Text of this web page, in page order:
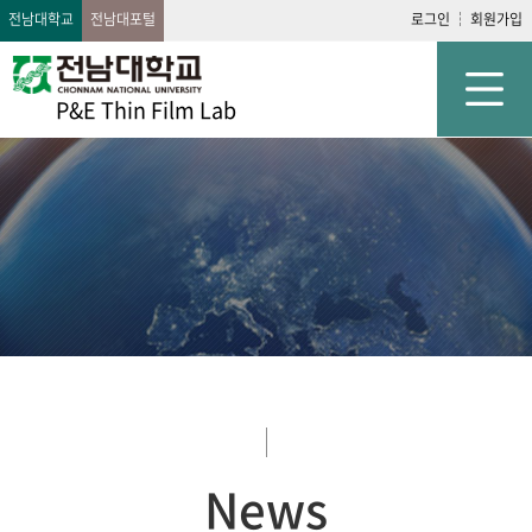
전남대학교 전남대포털 로그인 회원가입
P&E Thin Film Lab
News